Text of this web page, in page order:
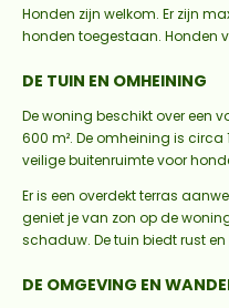
Honden zijn welkom. Er zijn
honden toegestaan. Honden
DE TUIN EN OMHEINING
De woning beschikt over een
600 m². De omheining is circa
veilige buitenruimte voor
Er is een overdekt terras
geniet je van zon op de
schaduw. De tuin biedt rust
DE OMGEVING EN